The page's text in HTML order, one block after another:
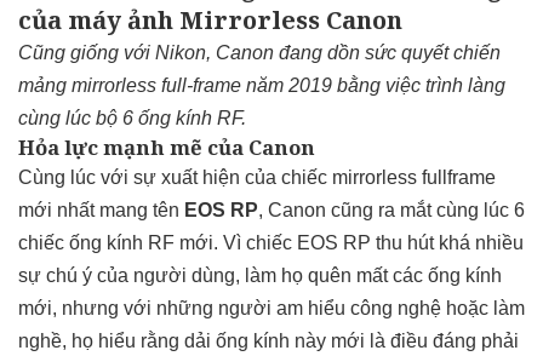
của máy ảnh Mirrorless Canon
Cũng giống với Nikon, Canon đang dồn sức quyết chiến
mảng mirrorless full-frame năm 2019 bằng việc trình làng
cùng lúc bộ 6 ống kính RF.
Hỏa lực mạnh mẽ của Canon
Cùng lúc với sự xuất hiện của chiếc mirrorless fullframe
mới nhất mang tên EOS RP, Canon cũng ra mắt cùng lúc 6
chiếc ống kính RF mới. Vì chiếc EOS RP thu hút khá nhiều
sự chú ý của người dùng, làm họ quên mất các ống kính
mới, nhưng với những người am hiểu công nghệ hoặc làm
nghề, họ hiểu rằng dải ống kính này mới là điều đáng phải